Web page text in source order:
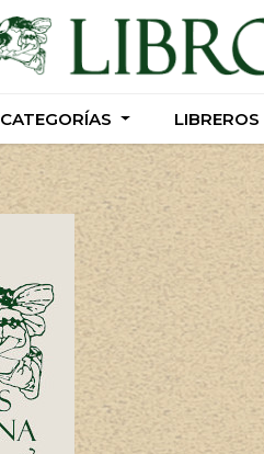
CATEGORÍAS LIBREROS
CATEGORÍAS LIBREROS